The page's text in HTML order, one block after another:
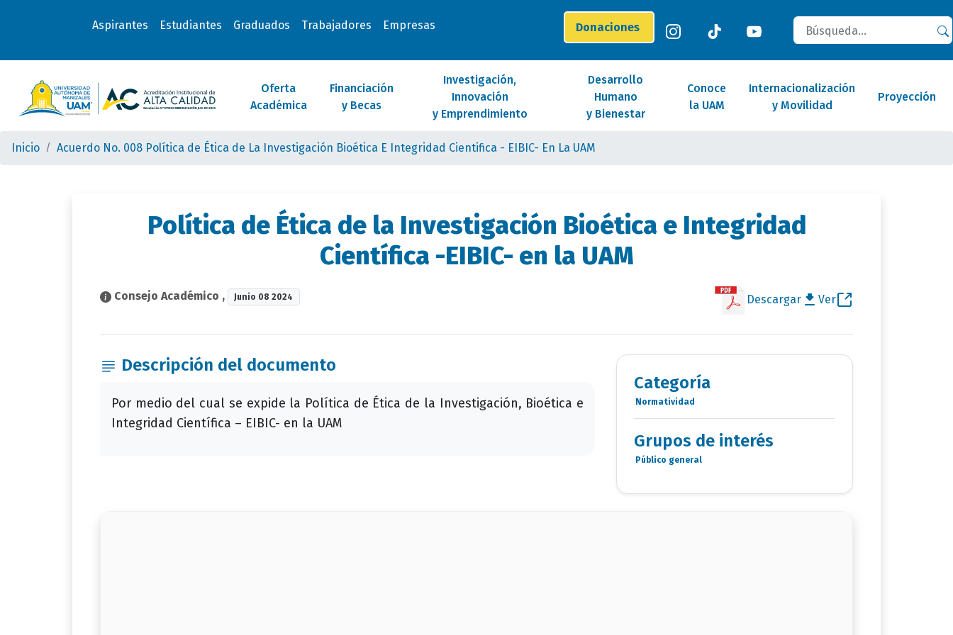
Aspirantes Estudiantes Graduados Trabajadores Empresas Donaciones
Buscar
Oferta
Académica
Financiación
y Becas
Investigación,
Innovación
y Emprendimiento
Desarrollo
Humano
y Bienestar
Conoce
la UAM
Internacionalización
y Movilidad
Proyección
Inicio Acuerdo No. 008 Política de Ética de La Investigación Bioética E Integridad Cientifica - EIBIC- En La UAM
Política de Ética de la Investigación Bioética e Integridad
Científica -EIBIC- en la UAM
Consejo Académico , Junio 08 2024 Descargar Ver
Descripción del documento
Por medio del cual se expide la Política de Ética de la Investigación, Bioética e
Integridad Científica – EIBIC- en la UAM
Categoría
Categoria
Documentos
Normatividad
Grupos de interés
Grupo
interés
Público general